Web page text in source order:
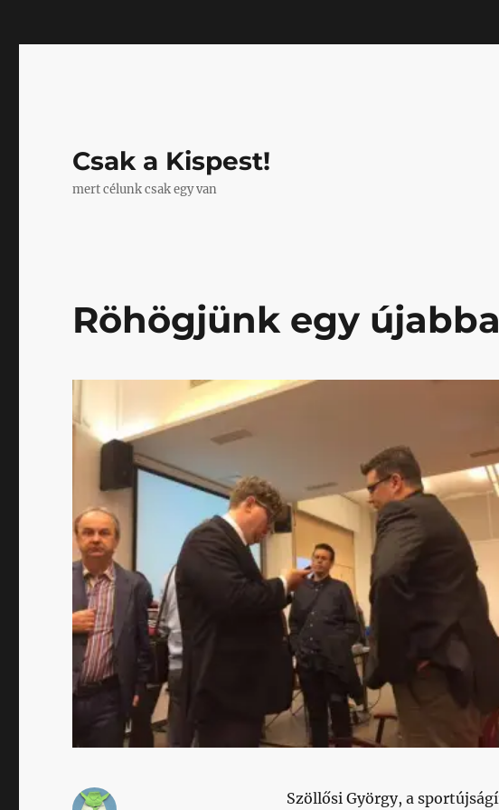
Csak a Kispest!
mert célunk csak egy van
Röhögjünk egy
Szöllősi György, a